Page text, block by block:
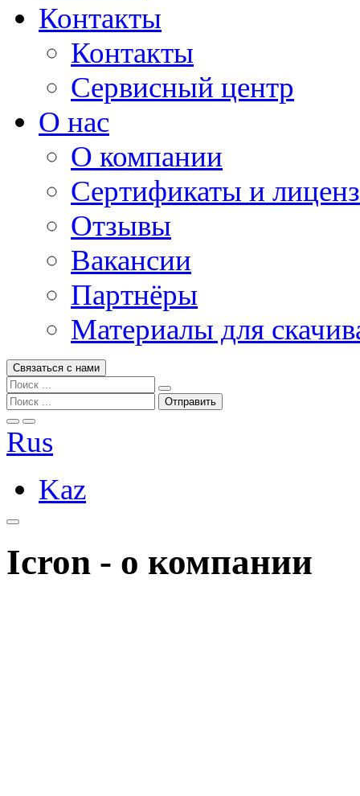
Контакты
Контакты
Сервисный центр
О нас
О компании
Сертификаты и
Отзывы
Вакансии
Партнёры
Материалы для
Связаться с нами
Rus
Kaz
Icron - о компании